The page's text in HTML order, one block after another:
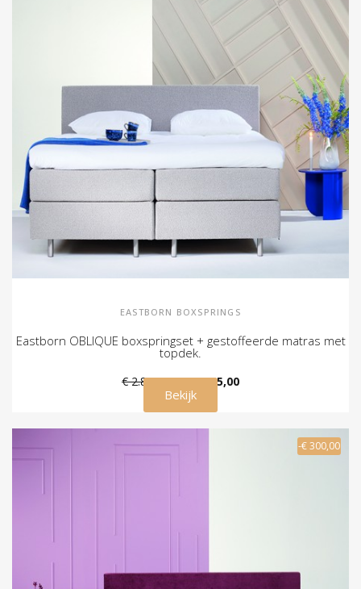
EASTBORN BOXSPRINGS
Eastborn OBLIQUE boxspringset + gestoffeerde matras met
topdek.
€ 2.895,00 € 2.595,00
Bekijk
-€ 300,00